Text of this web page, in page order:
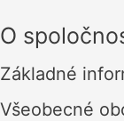
O
Základné
Všeobecné